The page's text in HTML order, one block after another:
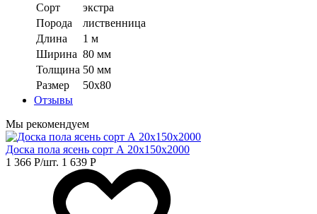
Сорт
экстра
Порода
лиственница
Длина
1 м
Ширина 80 мм
Толщина 50 мм
Размер
50х80
Отзывы
Мы рекомендуем
Доска пола ясень сорт А 20х150х2000
1 366 Р/шт. 1 639 Р